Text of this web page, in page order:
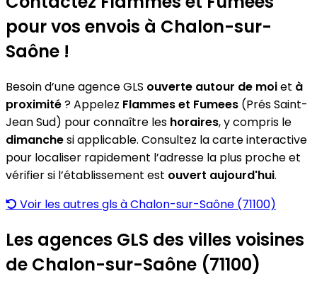
pour vos envois à Chalon-sur-
Saône !
Besoin d’une agence GLS ouverte autour de moiet à
proximité? Appelez Flammes et Fumees (Prés Saint-
Jean Sud) pour connaître les horaires, y compris le
dimanchesi applicable. Consultez la carte interactive
pour localiser rapidement l’adresse la plus proche et
vérifier si l’établissement est ouvert aujourd'hui.
Voir les autres gls à Chalon-sur-Saône (71100)
Les agences GLS des villes voisines
de Chalon-sur-Saône (71100)